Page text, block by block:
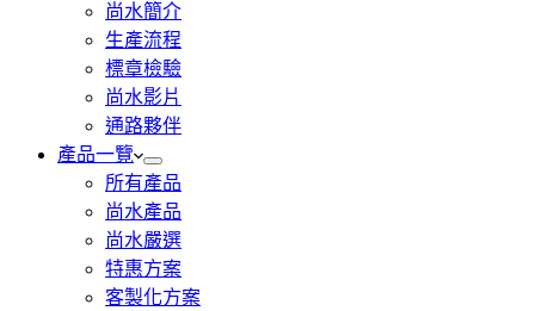
尚水簡介
生產流程
標章檢驗
尚水影片
通路夥伴
產品一覽
所有產品
尚水產品
尚水嚴選
特惠方案
客製化方案